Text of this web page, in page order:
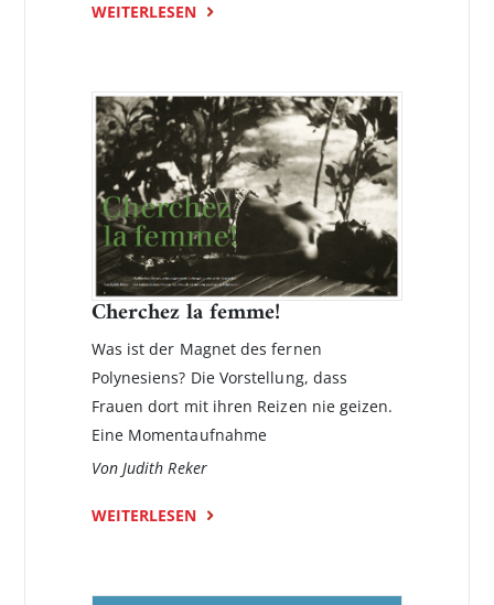
WEITERLESEN
Cherchez la femme!
Was ist der Magnet des fernen
Polynesiens? Die Vorstellung, dass
Frauen dort mit ihren Reizen nie geizen.
Eine Momentaufnahme
Von Judith Reker
WEITERLESEN